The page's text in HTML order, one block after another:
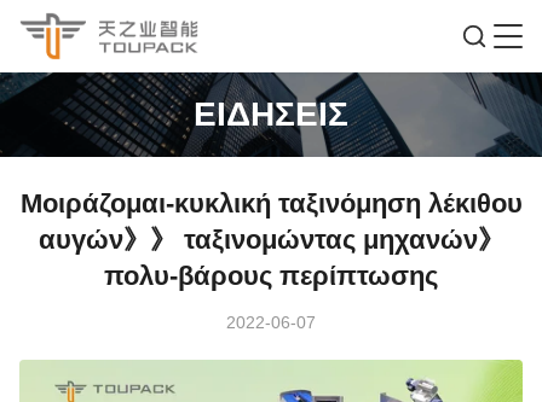
ΕΙΔΉΣΕΙΣ
Μοιράζομαι-κυκλική ταξινόμηση λέκιθου
αυγών》》 ταξινομώντας μηχανών》
πολυ-βάρους περίπτωσης
2022-06-07